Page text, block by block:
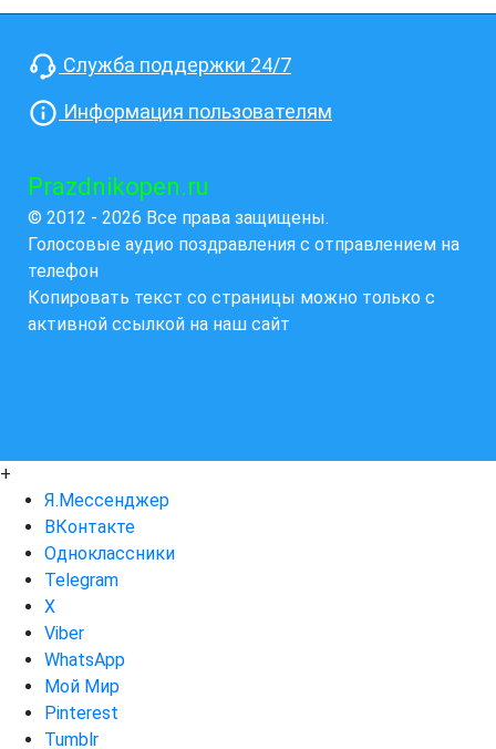
Служба поддержки 24/7
Информация пользователям
Prazdnikopen.ru
© 2012 - 2026 Все права защищены.
Голосовые аудио поздравления с отправлением на
телефон
Копировать текст со страницы можно только с
активной ссылкой на наш сайт
+
Я.Мессенджер
ВКонтакте
Одноклассники
Telegram
X
Viber
WhatsApp
Мой Мир
Pinterest
Tumblr